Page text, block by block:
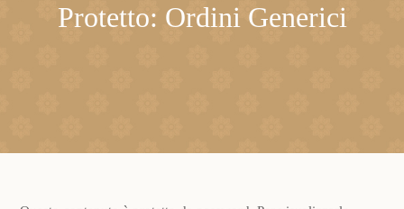
Protetto: Ordini Generici